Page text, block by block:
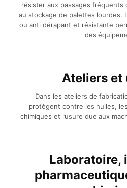
résister aux passages fréquents
au stockage de palettes lourdes.
ou anti dérapant et résistante
des
Ateliers et
Dans les ateliers de
protègent contre les huiles,
chimiques et l’usure due aux
Laboratoire,